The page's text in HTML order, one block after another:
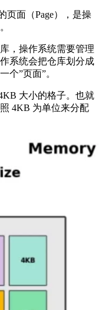
页面（Page），是操
，操作系统需要管理
系统会把仓库划分成
个”页面”。
大小的格子。也就
4KB 为单位来分配